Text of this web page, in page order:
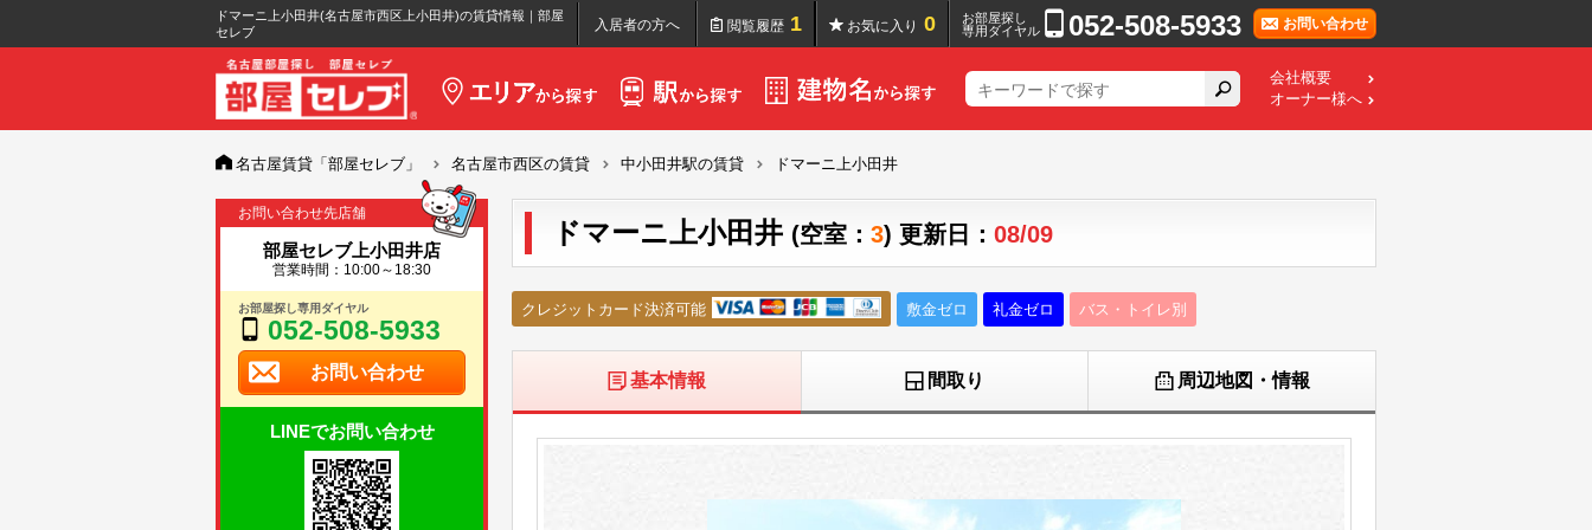
ドマーニ上小田井(名古屋市西区上小田井)の賃貸情報｜部屋
セレブ
入居者の方へ 閲覧履歴 1 お気に入り 0
お部屋探し
専用ダイヤル
052-508-5933 お問い合わせ
会社概要
オーナー様へ
名古屋賃貸「部屋セレブ」 名古屋市西区の賃貸 中小田井駅の賃貸 ドマーニ上小田井
お問い合わせ先店舗
部屋セレブ上小田井店
営業時間：10:00～18:30
お部屋探し専用ダイヤル
052-508-5933
お問い合わせ
LINEでお問い合わせ
ドマーニ上小田井 (空室： 3) 更新日： 08/09
クレジットカード決済可能 敷金ゼロ 礼金ゼロ バス・トイレ別
基本情報 間取り 周辺地図・情報